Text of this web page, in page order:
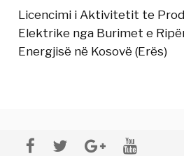
Licencimi i Aktivitetit te
Elektrike nga Burimet e
Energjisë në Kosovë (Erës)